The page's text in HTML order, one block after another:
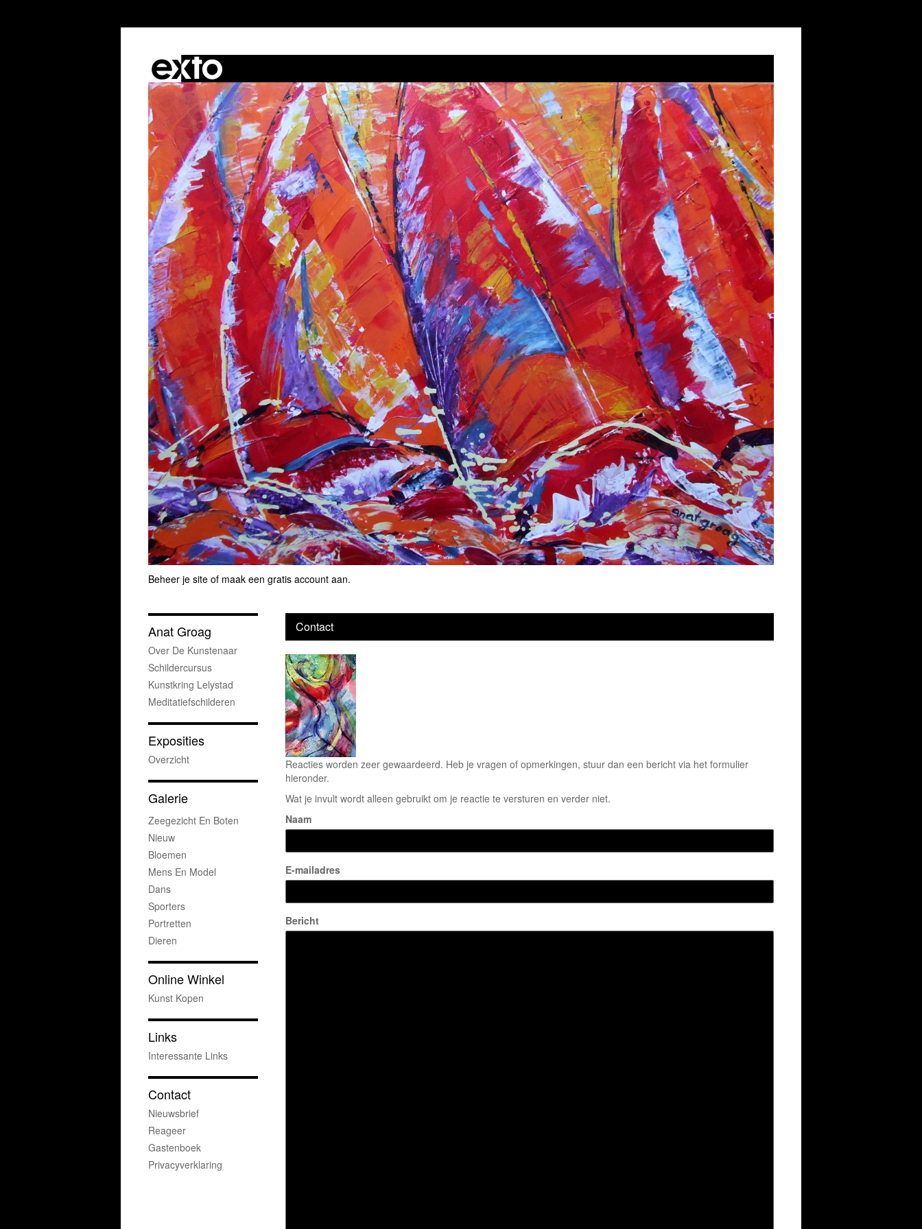
Beheer je site of maak een gratis account aan.
Contact
Reacties worden zeer gewaardeerd. Heb je vragen of opmerkingen, stuur dan een bericht via het formulier
hieronder.
Wat je invult wordt alleen gebruikt om je reactie te versturen en verder niet.
Naam
E-mailadres
Bericht
Anat Groag
Over De Kunstenaar
Schildercursus
Kunstkring Lelystad
Meditatiefschilderen
Exposities
Overzicht
Galerie
Zeegezicht En Boten
Nieuw
Bloemen
Mens En Model
Dans
Sporters
Portretten
Dieren
Online Winkel
Kunst Kopen
Links
Interessante Links
Contact
Nieuwsbrief
Reageer
Gastenboek
Privacyverklaring